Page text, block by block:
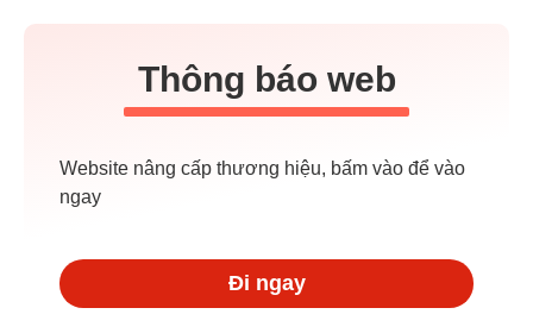
Thông báo web
Website nâng cấp thương hiệu, bấm vào để vào
ngay
Đi ngay